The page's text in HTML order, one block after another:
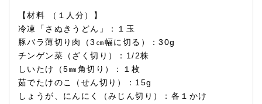
【材料 （１人分）】
冷凍「さぬきうどん」：１玉
豚バラ薄切り肉（3㎝幅に切る）：30g
チンゲン菜（ざく切り）：1/2株
しいたけ（5㎜角切り）：１枚
茹でたけのこ（せん切り）：15g
しょうが、にんにく（みじん切り）：各１かけ